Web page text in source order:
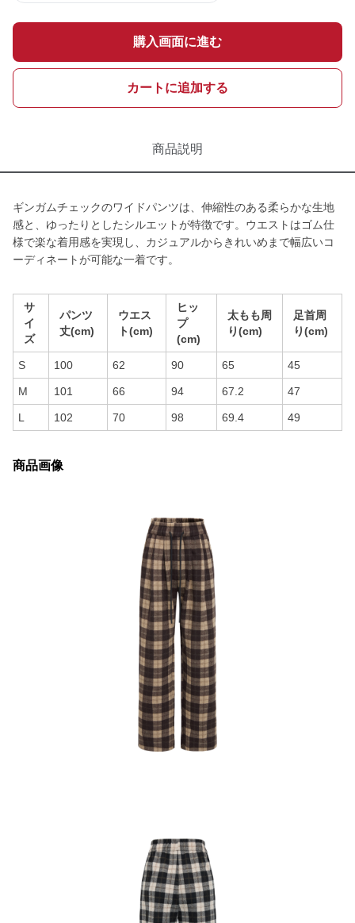
購入画面に進む
カートに追加する
商品説明
ギンガムチェックのワイドパンツは、伸縮性のある柔らかな生地
感と、ゆったりとしたシルエットが特徴です。ウエストはゴム仕
様で楽な着用感を実現し、カジュアルからきれいめまで幅広いコ
ーディネートが可能な一着です。
サ
イ
ズ
パンツ
丈(cm)
ウエス
ト(cm)
ヒッ
プ
(cm)
太もも周
り(cm)
足首周
り(cm)
S 100 62 90 65 45
M 101 66 94 67.2 47
L 102 70 98 69.4 49
商品画像